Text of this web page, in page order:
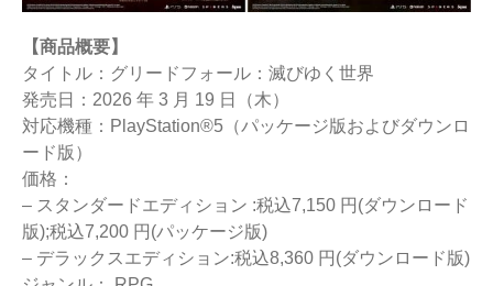
【商品概要】
タイトル：グリードフォール：滅びゆく世界
発売日：2026 年 3 月 19 日（木）
対応機種：PlayStation®5（パッケージ版およびダウンロ
ード版）
価格：
– スタンダードエディション :税込7,150 円(ダウンロード
版);税込7,200 円(パッケージ版)
– デラックスエディション:税込8,360 円(ダウンロード版)